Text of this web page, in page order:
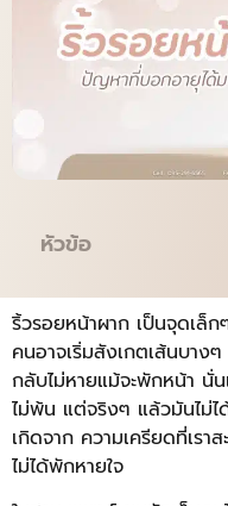
หัวข้อ
ริ้วรอยหน้าผาก เป็นจุดเล็
คนอาจเริ่มสังเกตเส้นบา
กลับไม่หายแม้จะพักหน้า
ไม่พ้น แต่จริงๆ แล้วมันไม่ไ
เกิดจาก ความเครียดที่เรา
ไม่ได้พักหายใจ